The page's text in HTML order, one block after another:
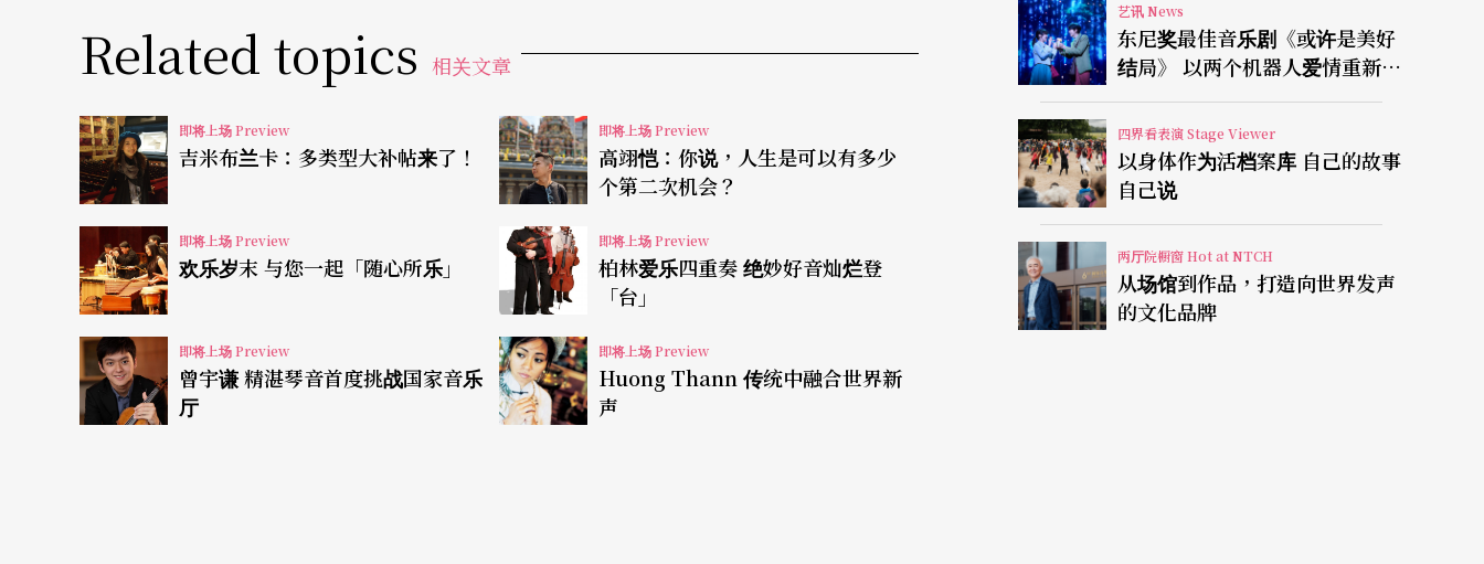
当然，这场跨年音乐会的重头戏之一，就是小约翰．史特劳斯的轻歌剧《蝙蝠》选段。少了声乐
家们的高歌低吟，跨年就好像少了那么一点味道，《蝙蝠》最精采的故事，全部都发生在舞会
上，从〈序曲〉开始，热闹的音乐就会一直挑动观众的节奏神经，然后一路带向高潮。声乐家们
演唱的选段，也是轻歌剧里最受欢迎的段落，包括罗莎琳德假扮匈牙利贵族所唱的狂野〈匈牙利
舞曲〉、欧洛夫斯基王子唱的霸气〈这是我的待客之道〉、还有女佣阿黛勒假扮女演员充满笑声
的〈亲爱的侯爵大人〉等等，这些曲子看起来轻松，实际上对歌手来说都是挑战，在发挥歌唱技
定会充分发挥他们的喜剧才华，让座位上的观众爆笑连连，欢笑不断！
让音乐入心伴你迎向新年曙光
Related topics 相关文章
即将上场 Preview
吉米布兰卡：多类型大补帖来了！
即将上场 Preview
高翊恺：你说，人生是可以有多少
个第二次机会？
即将上场 Preview
欢乐岁末 与您一起「随心所乐」
即将上场 Preview
柏林爱乐四重奏 绝妙好音灿烂登
「台」
即将上场 Preview
曾宇谦 精湛琴音首度挑战国家音乐
厅
即将上场 Preview
Huong Thann 传统中融合世界新
声
艺讯 News
东尼奖最佳音乐剧《或许是美好
结局》 以两个机器人爱情重新凝
视有限人生
四界看表演 Stage Viewer
以身体作为活档案库 自己的故事
自己说
两厅院橱窗 Hot at NTCH
从场馆到作品，打造向世界发声
的文化品牌